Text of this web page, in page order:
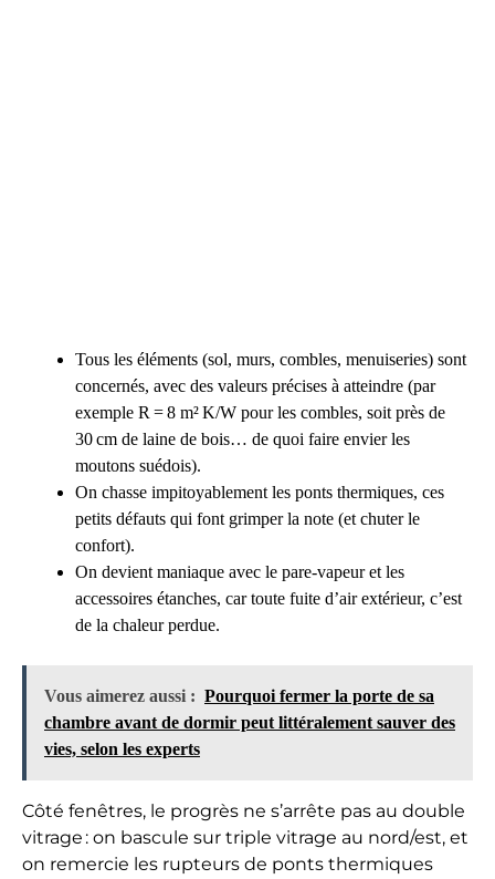
Tous les éléments (sol, murs, combles, menuiseries) sont
concernés, avec des valeurs précises à atteindre (par
exemple R = 8 m² K/W pour les combles, soit près de
30 cm de laine de bois… de quoi faire envier les
moutons suédois).
On chasse impitoyablement les ponts thermiques, ces
petits défauts qui font grimper la note (et chuter le
confort).
On devient maniaque avec le pare-vapeur et les
accessoires étanches, car toute fuite d’air extérieur, c’est
de la chaleur perdue.
Vous aimerez aussi : Pourquoi fermer la porte de sa
chambre avant de dormir peut littéralement sauver des
vies, selon les experts
Côté fenêtres, le progrès ne s’arrête pas au double
vitrage : on bascule sur triple vitrage au nord/est, et
on remercie les rupteurs de ponts thermiques